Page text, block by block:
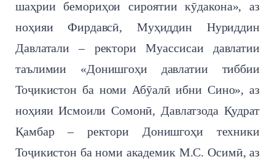
шаҳрии бемориҳои сироятии кӯдакона», аз
ноҳияи Фирдавсӣ, Муҳиддин Нуриддин
Давлатали – ректори Муассисаи давлатии
таълимии «Донишгоҳи давлатии тиббии
Тоҷикистон ба номи Абӯалӣ ибни Сино», аз
ноҳияи Исмоили Сомонӣ, Давлатзода Қудрат
Қамбар – ректори Донишгоҳи техники
Тоҷикистон ба номи академик М.С. Осимӣ, аз